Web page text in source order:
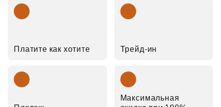
Платите как хотите Трейд‑ин
Максимальная